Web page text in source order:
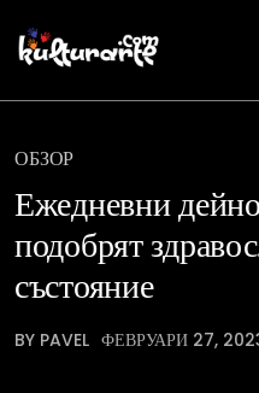
ОБЗОР
Ежедневни
подобрят
състояние
BY PAVEL ФЕВРУАРИ 27,